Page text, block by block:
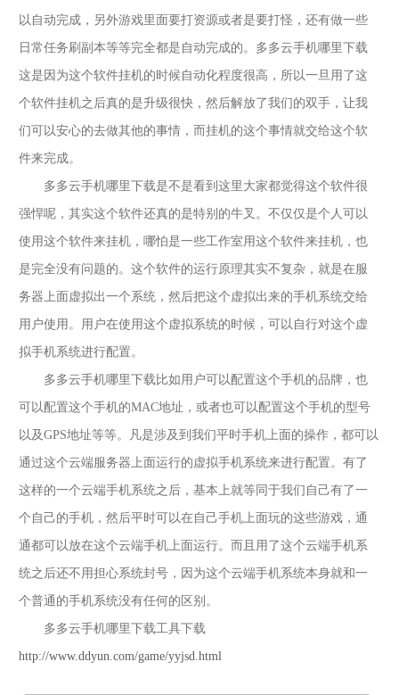
以自动完成，另外游戏里面要打资源或者是要打怪，还有做一些
日常任务刷副本等等完全都是自动完成的。多多云手机哪里下载
这是因为这个软件挂机的时候自动化程度很高，所以一旦用了这
个软件挂机之后真的是升级很快，然后解放了我们的双手，让我
们可以安心的去做其他的事情，而挂机的这个事情就交给这个软
件来完成。
多多云手机哪里下载是不是看到这里大家都觉得这个软件很
强悍呢，其实这个软件还真的是特别的牛叉。不仅仅是个人可以
使用这个软件来挂机，哪怕是一些工作室用这个软件来挂机，也
是完全没有问题的。这个软件的运行原理其实不复杂，就是在服
务器上面虚拟出一个系统，然后把这个虚拟出来的手机系统交给
用户使用。用户在使用这个虚拟系统的时候，可以自行对这个虚
拟手机系统进行配置。
多多云手机哪里下载比如用户可以配置这个手机的品牌，也
可以配置这个手机的MAC地址，或者也可以配置这个手机的型号
以及GPS地址等等。凡是涉及到我们平时手机上面的操作，都可以
通过这个云端服务器上面运行的虚拟手机系统来进行配置。有了
这样的一个云端手机系统之后，基本上就等同于我们自己有了一
个自己的手机，然后平时可以在自己手机上面玩的这些游戏，通
通都可以放在这个云端手机上面运行。而且用了这个云端手机系
统之后还不用担心系统封号，因为这个云端手机系统本身就和一
个普通的手机系统没有任何的区别。
多多云手机哪里下载工具下载
http://www.ddyun.com/game/yyjsd.html